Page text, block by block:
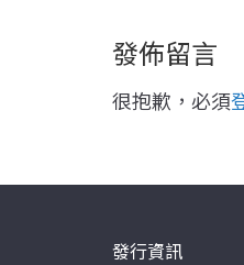
發佈留言
很抱歉，必須
發行資訊